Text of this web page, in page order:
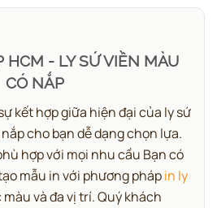
HCM - LY SỨ VIỀN MÀU
CÓ NẮP
kết hợp giữa hiện đại của ly sứ
cho bạn dễ dạng chọn lựa.
hợp với mọi nhu cầu Bạn có
mẫu in với phương phápin ly
màu và đa vị trí. Quý khách